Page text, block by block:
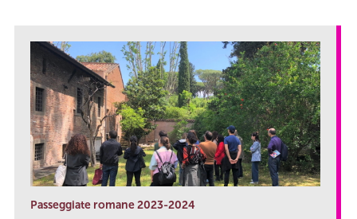
Passeggiate romane 2023-2024